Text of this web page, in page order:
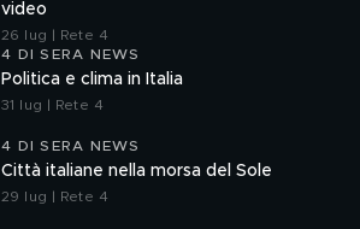
video
26 lug | Rete 4
4 DI SERA NEWS
Politica e clima in Italia
31 lug | Rete 4
4 DI SERA NEWS
Città italiane nella morsa del Sole
29 lug | Rete 4